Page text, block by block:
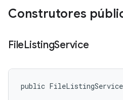
Construtores
FileListingService
public